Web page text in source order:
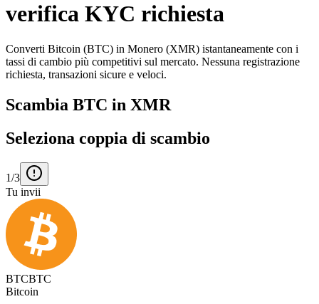
verifica KYC richiesta
Converti Bitcoin (BTC) in Monero (XMR) istantaneamente con i
tassi di cambio più competitivi sul mercato. Nessuna registrazione
richiesta, transazioni sicure e veloci.
Scambia BTC in XMR
Seleziona coppia di scambio
1/3
Tu invii
BTCBTC
Bitcoin